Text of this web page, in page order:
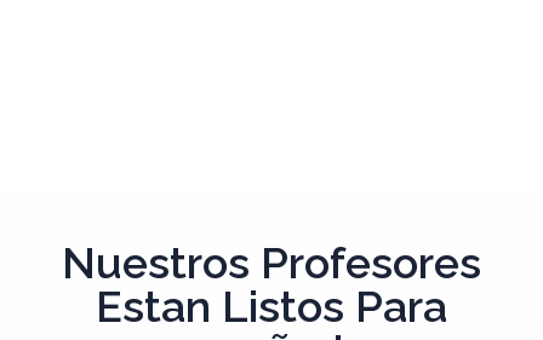
Nuestros Profesores
Estan Listos Para